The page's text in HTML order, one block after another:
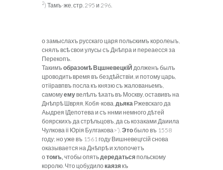
2) Тамъ-же, стр. 295 и 296.
о замыслахъ русскаго царя польскимъ королеыъ,
снялъ всѣ свои улусы съ Днѣпра и переаесся за
Перекопъ.
Такимъ образомѣВцшневецкіЙ долженъ былъ
цроводить время въ бездѣйствіи, и потому царь,
отііравпвъ посла къ князю съ жалованьемъ,
самомуемувелѣлъ ѣхать въ Москву, оставивъ на
Днѣпрѣ Швряя, Кобя-кова, дьяка Ржевскаго да
Аыдрея ІДепотева и съ ннми немного дѣтей
боярскихъ да стрѣльцовъ, да сь козаками Даиила
Чулкова іі Юрія Булгакова>’). Этобыло въ 1558
году; но уже въ 1561 году Вишневецгсій снова
оказывается на Днѣпрѣ и хлопочетъ
о томъ, чтобы опять дередатьсяпольскому
королю. Что цобудило каязякъ